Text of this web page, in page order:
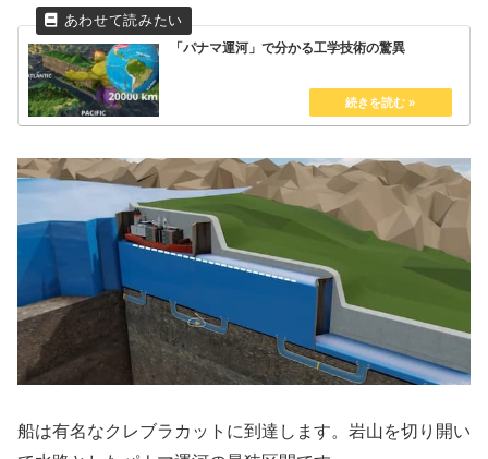
「パナマ運河」で分かる工学技術の驚異
船は有名なクレブラカットに到達します。岩山を切り開い